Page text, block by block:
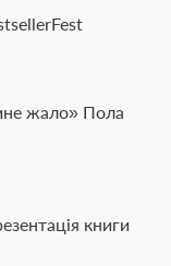
жало» Пола
книги